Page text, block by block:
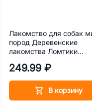
Лакомство для собак
пород Деревенские
лакомства Ломтики
249.99 ₽
В корзину